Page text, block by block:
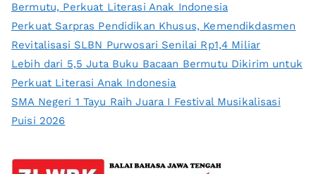
Bermutu, Perkuat Literasi Anak Indonesia
Perkuat Sarpras Pendidikan Khusus, Kemendikdasmen
Revitalisasi SLBN Purwosari Senilai Rp1,4 Miliar
Lebih dari 5,5 Juta Buku Bacaan Bermutu Dikirim untuk
Perkuat Literasi Anak Indonesia
SMA Negeri 1 Tayu Raih Juara I Festival Musikalisasi
Puisi 2026